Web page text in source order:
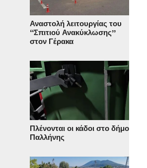
Αναστολή λειτουργίας του
“Σπιτιού Ανακύκλωσης”
στον Γέρακα
Πλένονται οι κάδοι στο δήμο
Παλλήνης